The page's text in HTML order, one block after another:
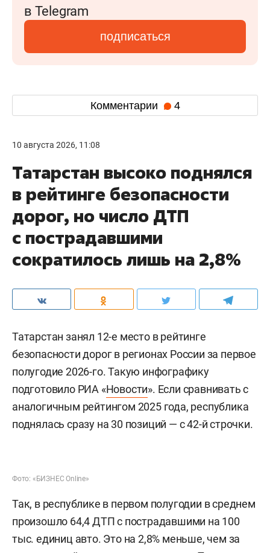
в Telegram
подписаться
Комментарии 4
10 августа 2026, 11:08
Татарстан высоко поднялся
в рейтинге безопасности
дорог, но число ДТП
с пострадавшими
сократилось лишь на 2,8%
Татарстан занял 12-е место в рейтинге
безопасности дорог в регионах России за первое
полугодие 2026-го. Такую инфографику
подготовило РИА «Новости». Если сравнивать с
аналогичным рейтингом 2025 года, республика
поднялась сразу на 30 позиций — с 42-й строчки.
Фото: «БИЗНЕС Online»
Так, в республике в первом полугодии в среднем
произошло 64,4 ДТП с пострадавшими на 100
тыс. единиц авто. Это на 2,8% меньше, чем за